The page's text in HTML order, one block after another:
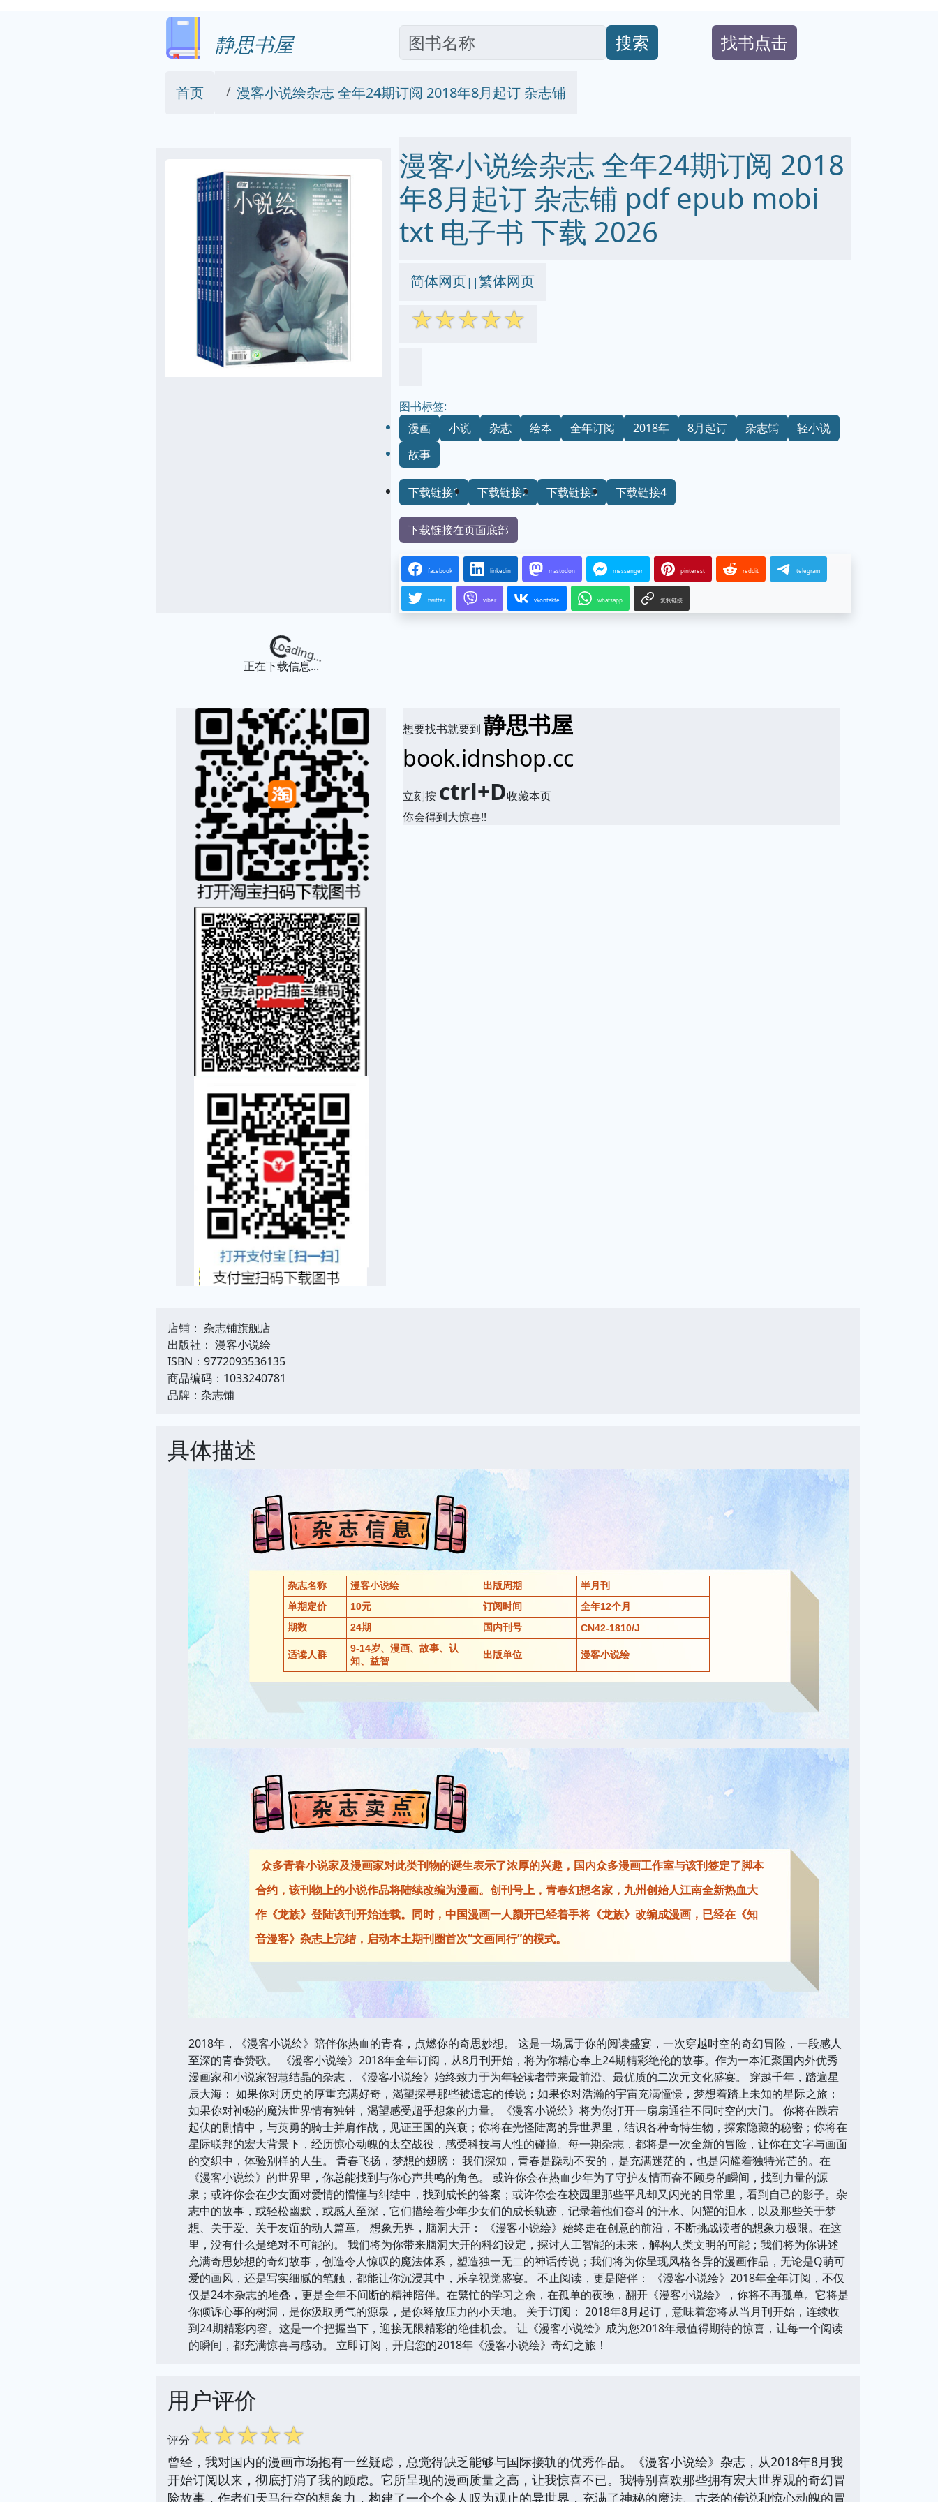
静思书屋 搜索 找书点击
首页 漫客小说绘杂志 全年24期订阅 2018年8月起订 杂志铺
漫客小说绘杂志 全年24期订阅 2018
年8月起订 杂志铺 pdf epub mobi
txt 电子书 下载 2026
简体网页||繁体网页
☆☆☆☆☆
图书标签:
漫画
小说 杂志 绘本 全年订阅 2018年 8月起订 杂志铺
轻小说
故事
下载链接1 下载链接2 下载链接3 下载链接4
下载链接在页面底部
facebook linkedin mastodon messenger pinterest reddit telegram
twitter viber vkontakte whatsapp 复制链接
Loading...
正在下载信息...
想要找书就要到静思书屋
book.idnshop.cc
立刻按 ctrl+D收藏本页
你会得到大惊喜!!
店铺： 杂志铺旗舰店
出版社： 漫客小说绘
ISBN：9772093536135
商品编码：1033240781
品牌：杂志铺
具体描述
杂志名称 漫客小说绘 出版周期
半月刊
单期定价
10元 订阅时间
全年12个月
期数
24期 国内刊号 CN42-1810/J
适读人群
9-14岁、漫画、故事、认
知、益智
出版单位 漫客小说绘
众多青春小说家及漫画家对此类刊物的诞生表示了浓厚的兴趣，国内众多漫画工作室与该刊签定了脚本
合约，该刊物上的小说作品将陆续改编为漫画。创刊号上，青春幻想名家，九州创始人江南全新热血大
作《龙族》登陆该刊开始连载。同时，中国漫画一人颜开已经着手将《龙族》改编成漫画，已经在《知
音漫客》杂志上完结，启动本土期刊圈首次“文画同行”的模式。
2018年，《漫客小说绘》陪伴你热血的青春，点燃你的奇思妙想。 这是一场属于你的阅读盛宴，一次穿越时空的奇幻冒险，一段感人
至深的青春赞歌。 《漫客小说绘》2018年全年订阅，从8月刊开始，将为你精心奉上24期精彩绝伦的故事。作为一本汇聚国内外优秀
漫画家和小说家智慧结晶的杂志，《漫客小说绘》始终致力于为年轻读者带来最前沿、最优质的二次元文化盛宴。 穿越千年，踏遍星
辰大海： 如果你对历史的厚重充满好奇，渴望探寻那些被遗忘的传说；如果你对浩瀚的宇宙充满憧憬，梦想着踏上未知的星际之旅；
如果你对神秘的魔法世界情有独钟，渴望感受超乎想象的力量。《漫客小说绘》将为你打开一扇扇通往不同时空的大门。 你将在跌宕
起伏的剧情中，与英勇的骑士并肩作战，见证王国的兴衰；你将在光怪陆离的异世界里，结识各种奇特生物，探索隐藏的秘密；你将在
星际联邦的宏大背景下，经历惊心动魄的太空战役，感受科技与人性的碰撞。每一期杂志，都将是一次全新的冒险，让你在文字与画面
的交织中，体验别样的人生。 青春飞扬，梦想的翅膀： 我们深知，青春是躁动不安的，是充满迷茫的，也是闪耀着独特光芒的。在
《漫客小说绘》的世界里，你总能找到与你心声共鸣的角色。 或许你会在热血少年为了守护友情而奋不顾身的瞬间，找到力量的源
泉；或许你会在少女面对爱情的懵懂与纠结中，找到成长的答案；或许你会在校园里那些平凡却又闪光的日常里，看到自己的影子。杂
志中的故事，或轻松幽默，或感人至深，它们描绘着少年少女们的成长轨迹，记录着他们奋斗的汗水、闪耀的泪水，以及那些关于梦
想、关于爱、关于友谊的动人篇章。 想象无界，脑洞大开： 《漫客小说绘》始终走在创意的前沿，不断挑战读者的想象力极限。在这
里，没有什么是绝对不可能的。 我们将为你带来脑洞大开的科幻设定，探讨人工智能的未来，解构人类文明的可能；我们将为你讲述
充满奇思妙想的奇幻故事，创造令人惊叹的魔法体系，塑造独一无二的神话传说；我们将为你呈现风格各异的漫画作品，无论是Q萌可
爱的画风，还是写实细腻的笔触，都能让你沉浸其中，乐享视觉盛宴。 不止阅读，更是陪伴： 《漫客小说绘》2018年全年订阅，不仅
仅是24本杂志的堆叠，更是全年不间断的精神陪伴。在繁忙的学习之余，在孤单的夜晚，翻开《漫客小说绘》，你将不再孤单。它将是
你倾诉心事的树洞，是你汲取勇气的源泉，是你释放压力的小天地。 关于订阅： 2018年8月起订，意味着您将从当月刊开始，连续收
到24期精彩内容。这是一个把握当下，迎接无限精彩的绝佳机会。 让《漫客小说绘》成为您2018年最值得期待的惊喜，让每一个阅读
的瞬间，都充满惊喜与感动。 立即订阅，开启您的2018年《漫客小说绘》奇幻之旅！
用户评价
评分☆☆☆☆☆
曾经，我对国内的漫画市场抱有一丝疑虑，总觉得缺乏能够与国际接轨的优秀作品。《漫客小说绘》杂志，从2018年8月我
开始订阅以来，彻底打消了我的顾虑。它所呈现的漫画质量之高，让我惊喜不已。我特别喜欢那些拥有宏大世界观的奇幻冒
险故事，作者们天马行空的想象力，构建了一个个令人叹为观止的异世界，充满了神秘的魔法、古老的传说和惊心动魄的冒